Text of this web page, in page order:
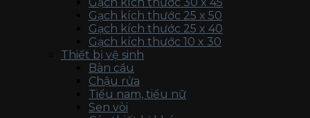
Gạch kích thước 25 x 50
Gạch kích thước 25 x 40
Gạch kích thước 10 x 30
Thiết bị vệ sinh
Bàn cầu
Chậu rửa
Tiểu nam, tiểu nữ
Sen vòi